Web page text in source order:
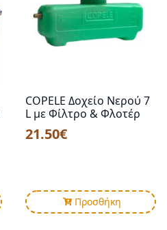
COPELE Δοχείο Νερού 7
L με Φίλτρο & Φλοτέρ
21.50€
Προσθήκη